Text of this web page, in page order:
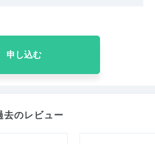
申し込む
去のレビュー